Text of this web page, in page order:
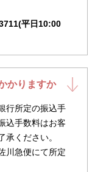
平日10:00
かりますか
行所定の振込手
込手数料はお客
ください。
川急便にて所定